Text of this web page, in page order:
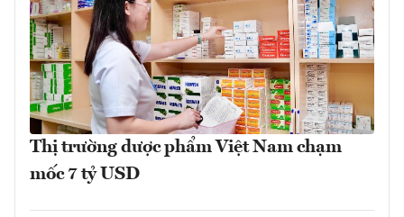
Thị trường dược phẩm Việt Nam chạm
mốc 7 tỷ USD